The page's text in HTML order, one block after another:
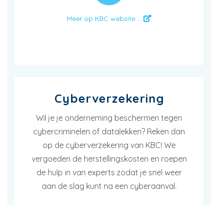
Meer op KBC website ...
Cyberverzekering
Wil je je onderneming beschermen tegen
cybercriminelen of datalekken? Reken dan
op de cyberverzekering van KBC! We
vergoeden de herstellingskosten en roepen
de hulp in van experts zodat je snel weer
aan de slag kunt na een cyberaanval.